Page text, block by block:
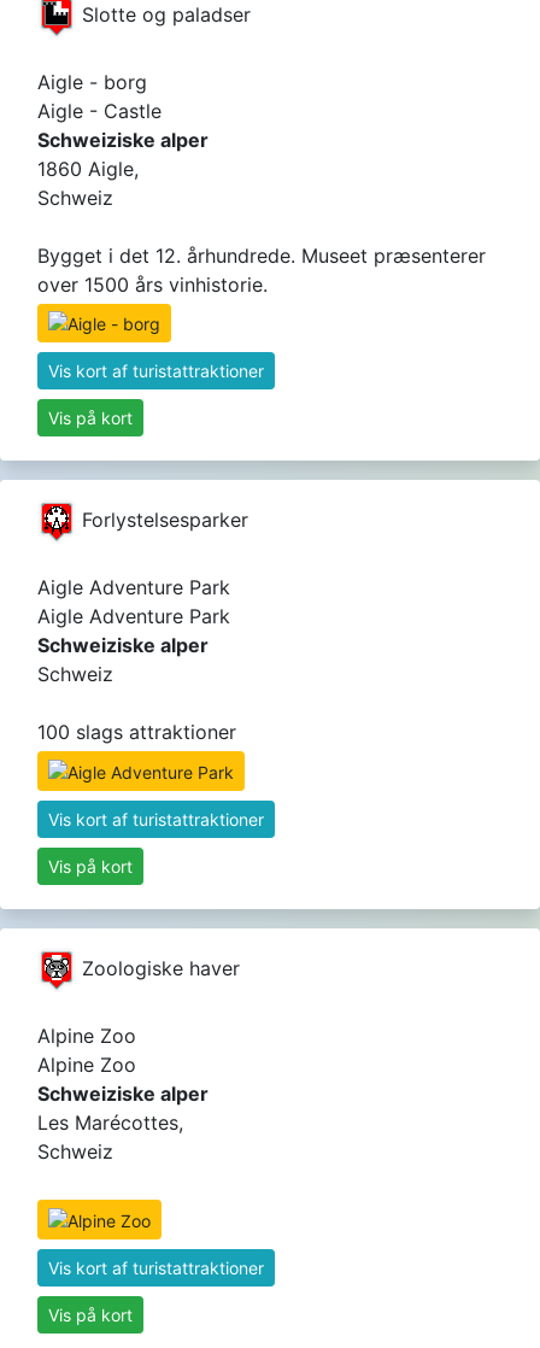
Slotte og paladser
Aigle - borg
Aigle - Castle
Schweiziske alper
1860 Aigle,
Schweiz
Bygget i det 12. århundrede. Museet præsenterer
over 1500 års vinhistorie.
Vis kort af turistattraktioner
Vis på kort
Forlystelsesparker
Aigle Adventure Park
Aigle Adventure Park
Schweiziske alper
Schweiz
100 slags attraktioner
Vis kort af turistattraktioner
Vis på kort
Zoologiske haver
Alpine Zoo
Alpine Zoo
Schweiziske alper
Les Marécottes,
Schweiz
Vis kort af turistattraktioner
Vis på kort